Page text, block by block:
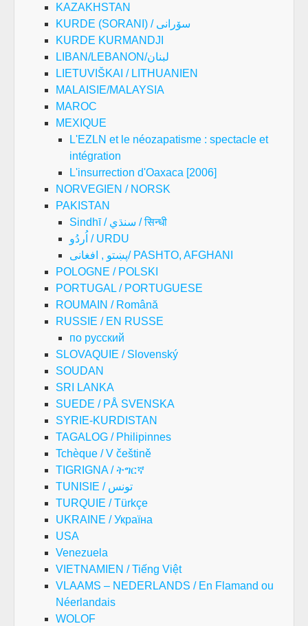
KAZAKHSTAN
KURDE (SORANI) / سۆرانی
KURDE KURMANDJI
LIBAN/LEBANON/لبنان
LIETUVIŠKAI / LITHUANIEN
MALAISIE/MALAYSIA
MAROC
MEXIQUE
L'EZLN et le néozapatisme : spectacle et
intégration
L'insurrection d'Oaxaca [2006]
NORVEGIEN / NORSK
PAKISTAN
Sindhī / سنڌي / सिन्धी
اُردُو / URDU
پښتو , افغانی/ PASHTO, AFGHANI
POLOGNE / POLSKI
PORTUGAL / PORTUGUESE
ROUMAIN / Română
RUSSIE / EN RUSSE
по русский
SLOVAQUIE / Slovenský
SOUDAN
SRI LANKA
SUEDE / PÅ SVENSKA
SYRIE-KURDISTAN
TAGALOG / Philipinnes
Tchèque / V češtině
TIGRIGNA / ትግርኛ
TUNISIE / تونس
TURQUIE / Türkçe
UKRAINE / Україна
USA
Venezuela
VIETNAMIEN / Tiếng Việt
VLAAMS – NEDERLANDS / En Flamand ou
Néerlandais
WOLOF